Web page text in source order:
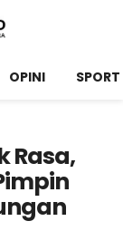
OPINI SPORT
Rasa,